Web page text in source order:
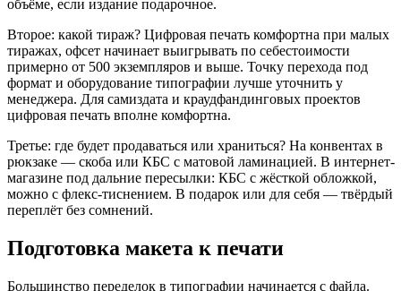
объёме, если издание подарочное.
Второе: какой тираж? Цифровая печать комфортна при малых
тиражах, офсет начинает выигрывать по себестоимости
примерно от 500 экземпляров и выше. Точку перехода под
формат и оборудование типографии лучше уточнить у
менеджера. Для самиздата и краудфандинговых проектов
цифровая печать вполне комфортна.
Третье: где будет продаваться или храниться? На конвентах в
рюкзаке — скоба или КБС с матовой ламинацией. В интернет-
магазине под дальние пересылки: КБС с жёсткой обложкой,
можно с флекс-тиснением. В подарок или для себя — твёрдый
переплёт без сомнений.
Подготовка макета к печати
Большинство переделок в типографии начинается с файла.